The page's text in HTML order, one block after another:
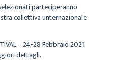
parteciperanno
collettiva unternazionale
– 24-28 Febbraio 2021
dettagli.